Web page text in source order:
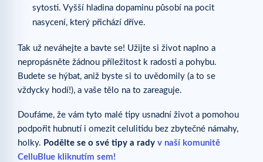
sytosti. Vyšší hladina dopaminu působí na pocit
nasycení, který přichází dříve.
Tak už neváhejte a bavte se! Užijte si život naplno a
nepropásněte žádnou příležitost k radosti a pohybu.
Budete se hýbat, aniž byste si to uvědomily (a to se
vždycky hodí!), a vaše tělo na to zareaguje.
Doufáme, že vám tyto malé tipy usnadní život a pomohou
podpořit hubnutí i omezit celulitidu bez zbytečné námahy,
holky. Podělte se o své tipy a rady v naší komunitě
CelluBlue kliknutím sem!